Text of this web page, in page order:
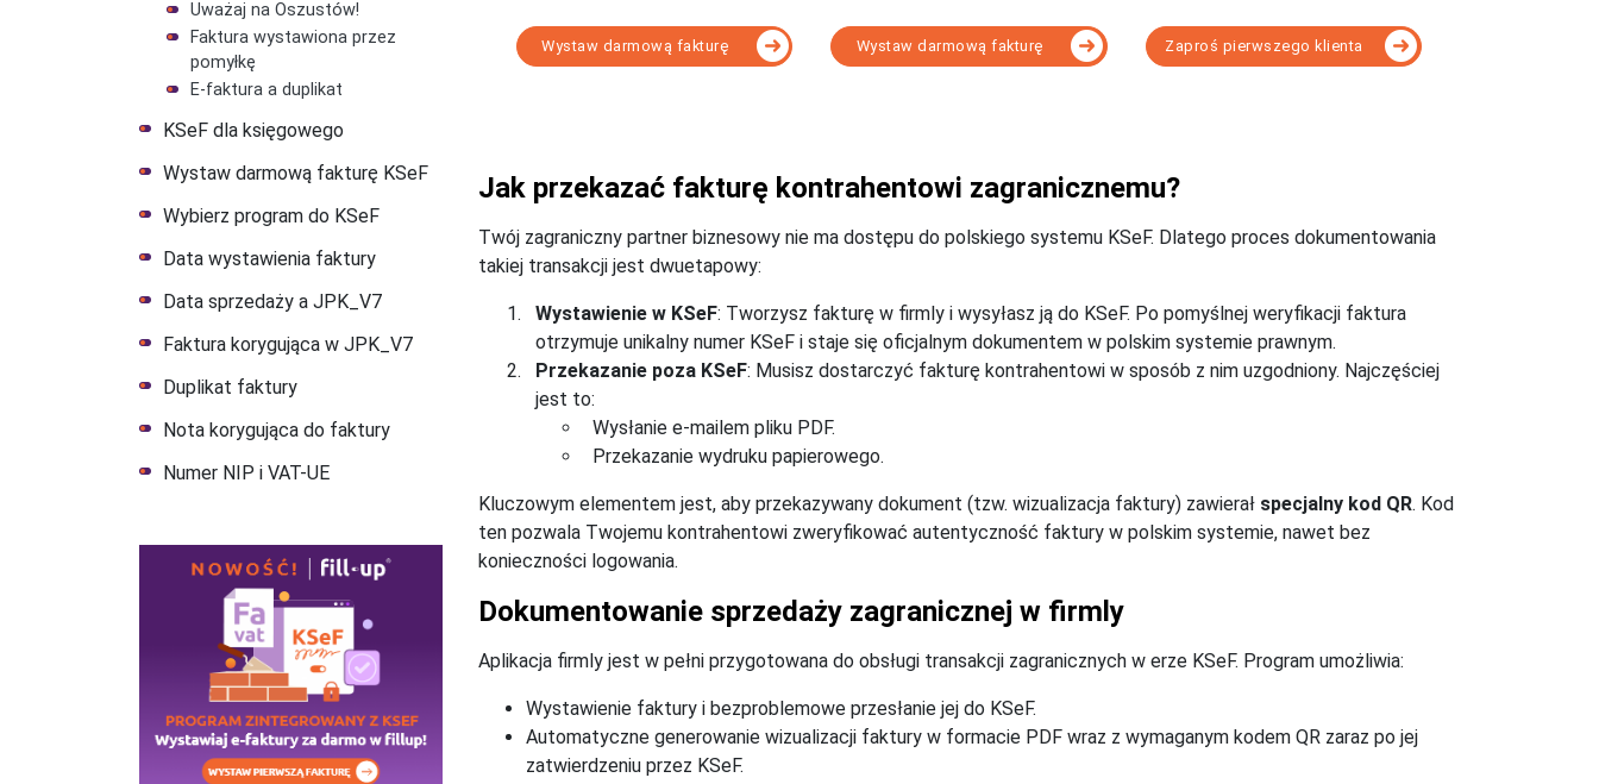
Uważaj na Oszustów!
Faktura wystawiona przez
pomyłkę
E-faktura a duplikat
KSeF dla księgowego
Wystaw darmową fakturę KSeF
Wybierz program do KSeF
Data wystawienia faktury
Data sprzedaży a JPK_V7
Faktura korygująca w JPK_V7
Duplikat faktury
Nota korygująca do faktury
Numer NIP i VAT-UE
Wystaw darmową fakturę Wystaw darmową fakturę Zaproś pierwszego klienta
Jak przekazać fakturę kontrahentowi zagranicznemu?
Twój zagraniczny partner biznesowy nie ma dostępu do polskiego systemu KSeF. Dlatego proces dokumentowania
takiej transakcji jest dwuetapowy:
Wystawienie w KSeF: Tworzysz fakturę w firmly i wysyłasz ją do KSeF. Po pomyślnej weryfikacji faktura
otrzymuje unikalny numer KSeF i staje się oficjalnym dokumentem w polskim systemie prawnym.
Przekazanie poza KSeF: Musisz dostarczyć fakturę kontrahentowi w sposób z nim uzgodniony. Najczęściej
jest to:
Wysłanie e-mailem pliku PDF.
Przekazanie wydruku papierowego.
Kluczowym elementem jest, aby przekazywany dokument (tzw. wizualizacja faktury) zawierał specjalny kod QR. Kod
ten pozwala Twojemu kontrahentowi zweryfikować autentyczność faktury w polskim systemie, nawet bez
konieczności logowania.
Dokumentowanie sprzedaży zagranicznej w firmly
Aplikacja firmly jest w pełni przygotowana do obsługi transakcji zagranicznych w erze KSeF. Program umożliwia:
Wystawienie faktury i bezproblemowe przesłanie jej do KSeF.
Automatyczne generowanie wizualizacji faktury w formacie PDF wraz z wymaganym kodem QR zaraz po jej
zatwierdzeniu przez KSeF.